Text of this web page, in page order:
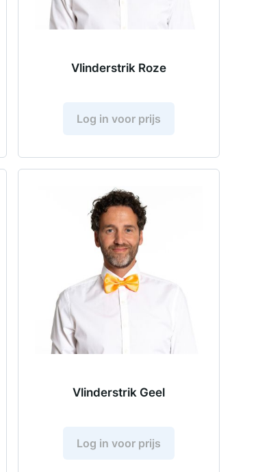
Vlinderstrik Roze
Log in voor prijs
Vlinderstrik Geel
Log in voor prijs